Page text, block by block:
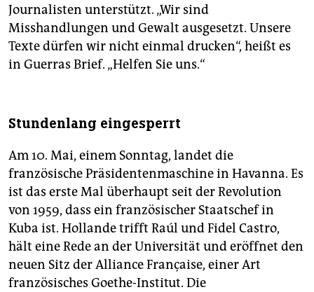
Journalisten unterstützt. „Wir sind
Misshandlungen und Gewalt ausgesetzt. Unsere
Texte dürfen wir nicht einmal drucken“, heißt es
in Guerras Brief. „Helfen Sie uns.“
Stundenlang eingesperrt
Am 10. Mai, einem Sonntag, landet die
französische Präsidentenmaschine in Havanna. Es
ist das erste Mal überhaupt seit der Revolution
von 1959, dass ein französischer Staatschef in
Kuba ist. Hollande trifft Raúl und Fidel Castro,
hält eine Rede an der Universität und eröffnet den
neuen Sitz der Alliance Française, einer Art
französisches Goethe-Institut. Die